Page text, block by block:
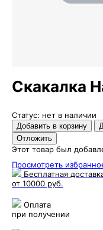
Скакалка
Статус: нет в наличии
Этот товар был
Просмотреть
Бесплатная
от 10000 руб.
Оплата
при получении